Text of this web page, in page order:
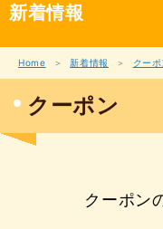
新着情報
Home 新着情報 クーポ
クーポン
クーポン